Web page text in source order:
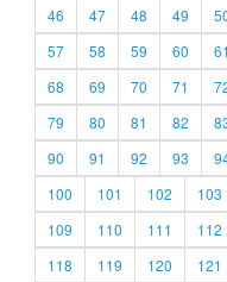
46
47 48 49
57
58 59 60 61
68
69 70 71
79
80 81 82
90
91 92 93
100
101 102 103
109
110 111 112
118
119 120 121